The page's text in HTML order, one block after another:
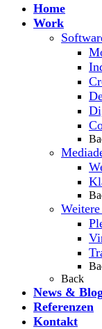
Home
Work
Back
News &
Referenzen
Kontakt